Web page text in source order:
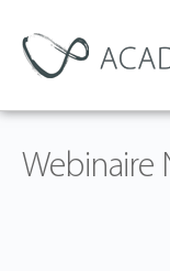
Webinaire